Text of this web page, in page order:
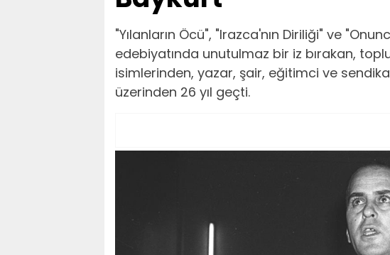
"Yılanların Öcü", "Irazca'nın Diriliği" ve
edebiyatında unutulmaz bir iz bırakan,
isimlerinden, yazar, şair, eğitimci ve
üzerinden 26 yıl geçti.